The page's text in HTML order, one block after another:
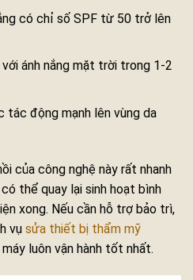
có chỉ số SPF từ 50 trở lên
ánh nắng mặt trời trong 1-2
tác động mạnh lên vùng da
của công nghệ này rất nhanh
thể quay lại sinh hoạt bình
xong. Nếu cần hỗ trợ bảo trì,
vụ sửa thiết bị thẩm mỹ
luôn vận hành tốt nhất.